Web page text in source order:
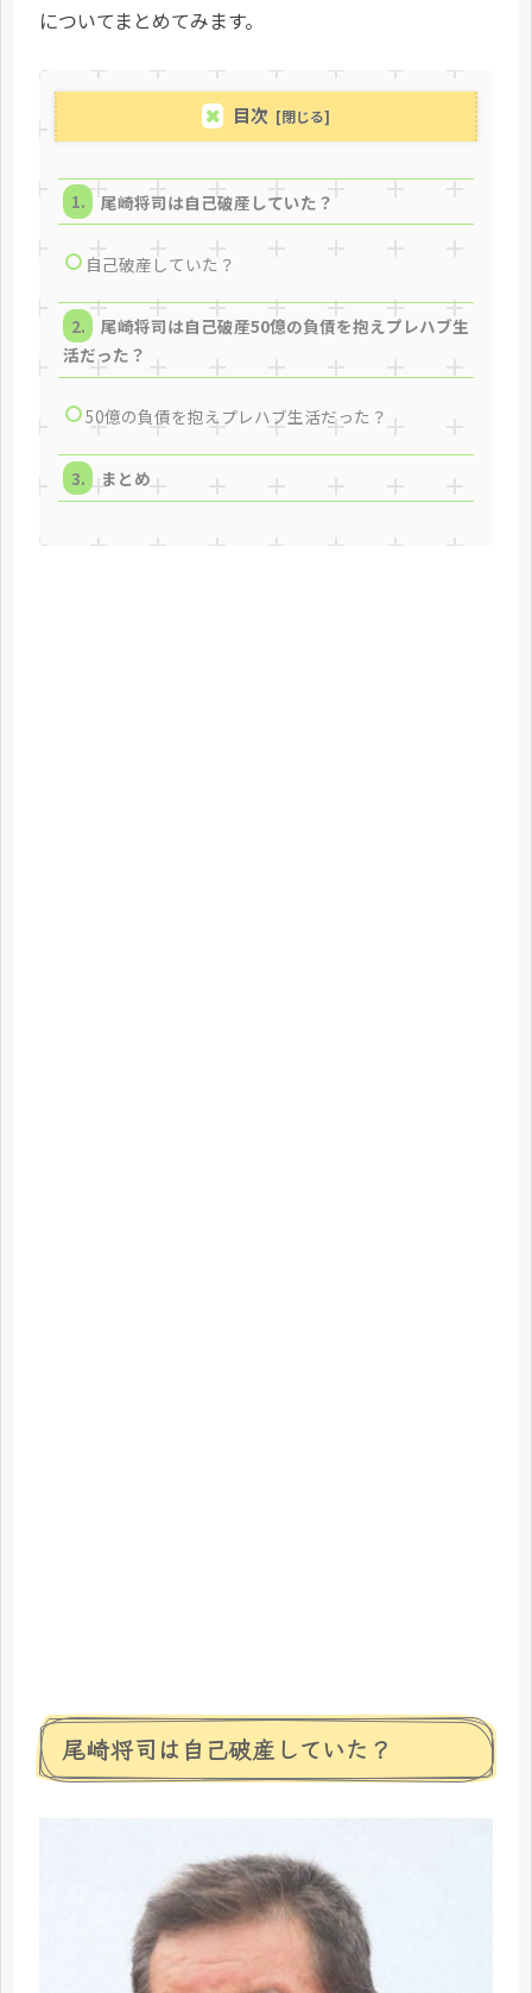
についてまとめてみます。
目次
尾崎将司は自己破産していた？
自己破産していた？
尾崎将司は自己破産50億の負債を抱えプレハブ生
活だった？
50億の負債を抱えプレハブ生活だった？
まとめ
尾崎将司は自己破産していた？